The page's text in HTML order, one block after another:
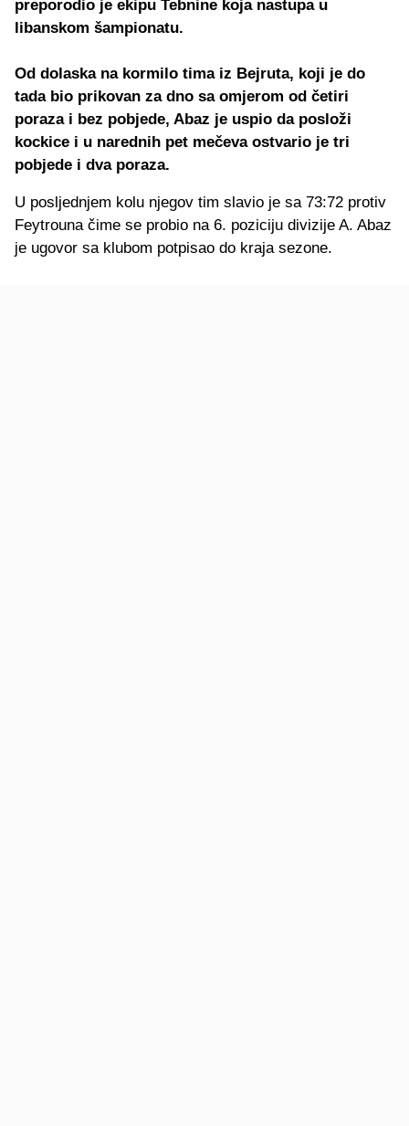
preporodio je ekipu Tebnine koja nastupa u
libanskom šampionatu.
Od dolaska na kormilo tima iz Bejruta, koji je do
tada bio prikovan za dno sa omjerom od četiri
poraza i bez pobjede, Abaz je uspio da posloži
kockice i u narednih pet mečeva ostvario je tri
pobjede i dva poraza.
U posljednjem kolu njegov tim slavio je sa 73:72 protiv
Feytrouna čime se probio na 6. poziciju divizije A. Abaz
je ugovor sa klubom potpisao do kraja sezone.